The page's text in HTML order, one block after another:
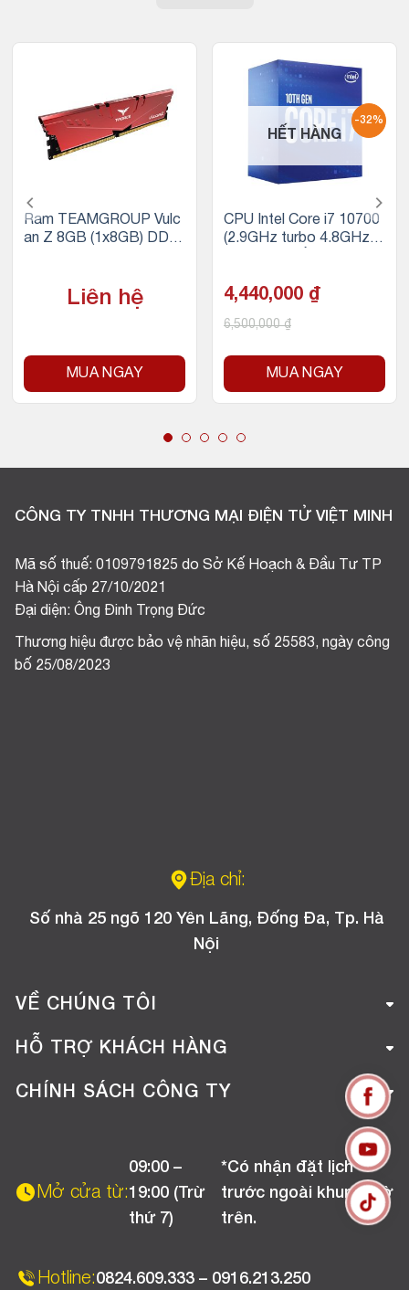
Ram TEAMGROUP Vulc
an Z 8GB (1x8GB) DDR
Liên hệ
MUA NGAY
-32%
HẾT HÀNG
CPU Intel Core i7 10700
(2.9GHz turbo 4.8GHz |
4,440,000 ₫
6,500,000₫
MUA NGAY
CÔNG TY TNHH THƯƠNG MẠI ĐIỆN TỬ VIỆT MINH
Mã số thuế: 0109791825 do Sở Kế Hoạch & Đầu Tư TP
Hà Nội cấp 27/10/2021
Đại diện: Ông Đinh Trọng Đức
Thương hiệu được bảo vệ nhãn hiệu, số 25583, ngày công
bố 25/08/2023
Địa chỉ:
Số nhà 25 ngõ 120 Yên Lãng, Đống Đa, Tp. Hà
Nội
VỀ CHÚNG TÔI
Giới thiệu công ty
Tuyển dụng
HỖ TRỢ KHÁCH HÀNG
Hướng dẫn mua hàng online
Chương trình khuyến mãi
CHÍNH SÁCH CÔNG TY
Chính sách bảo hành
Mở cửa từ:
09:00 –
19:00 (Trừ
thứ 7)
*Có nhận đặt lịch
trước ngoài khung giờ
trên.
Hotline:0824.609.333 – 0916.213.250